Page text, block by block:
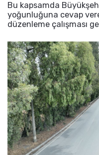
Bu kapsamda
yoğunluğuna cevap
düzenleme çalışması